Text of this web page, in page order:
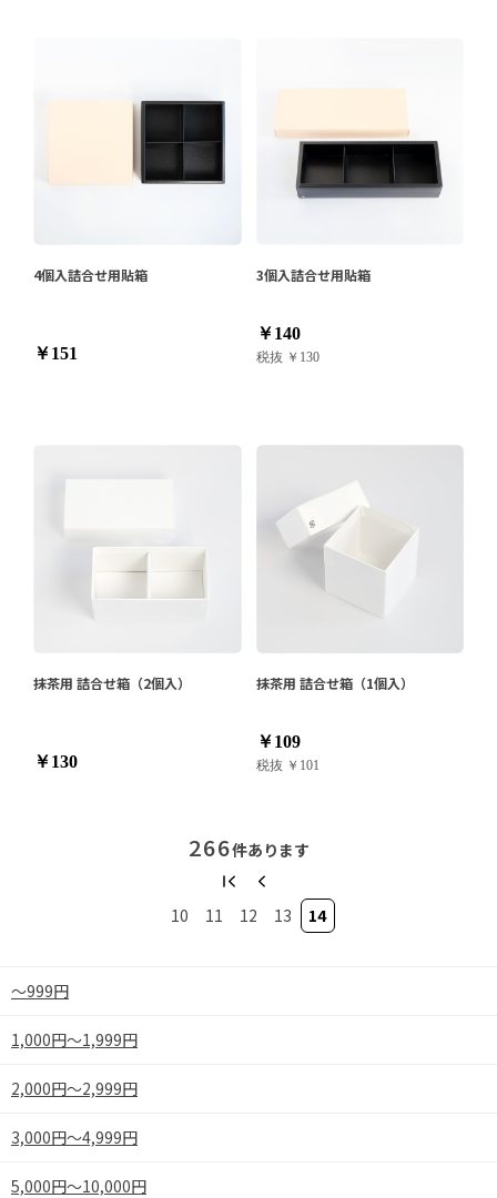
4個入詰合せ用貼箱
￥151
3個入詰合せ用貼箱
￥140
税抜 ￥130
抹茶用 詰合せ箱（2個入）
￥130
抹茶用 詰合せ箱（1個入）
￥109
税抜 ￥101
266件あります
10 11 12 13 14
～999円
1,000円～1,999円
2,000円～2,999円
3,000円～4,999円
5,000円～10,000円